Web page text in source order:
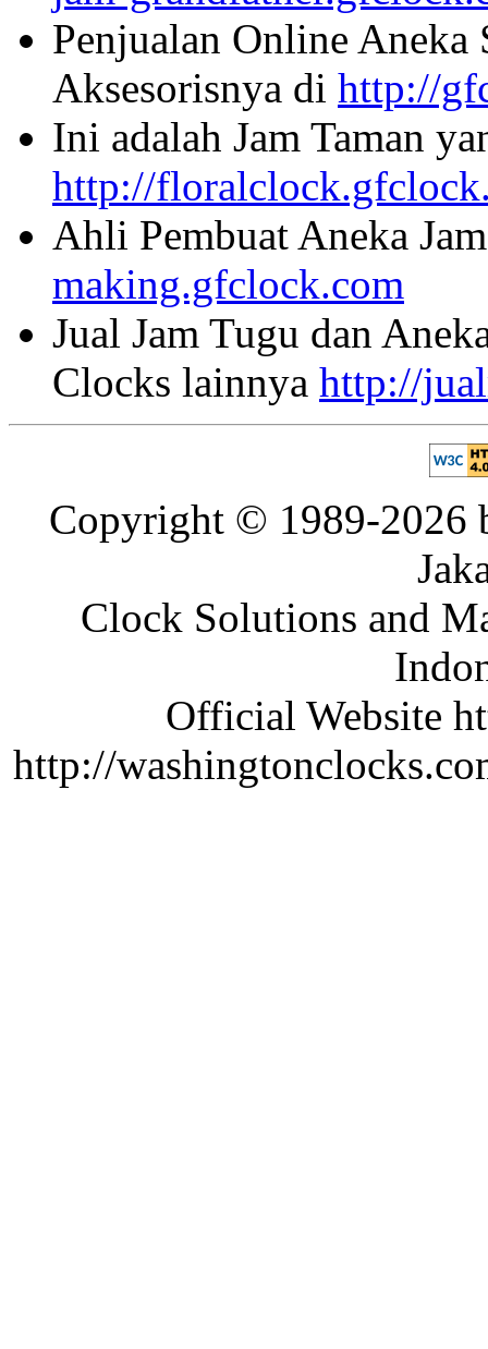
Penjualan Online Aneka
Aksesorisnya di http://
Ini adalah Jam Taman
http://
Ahli Pembuat Aneka
making.gfclock.com
Jual Jam Tugu dan
Clocks lainnya http://
Copyright © 1989-2026
Clock Solutions and
Official Website
http://